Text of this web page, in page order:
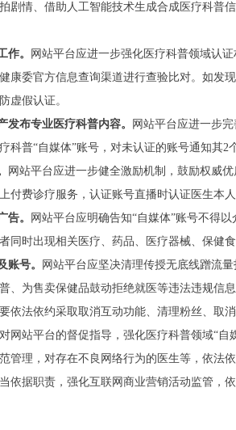
剧情、借助人工智能技术生成合成医疗科普
作。
网站平台应进一步强化医疗科普领域认
康委官方信息查询渠道进行查验比对。如发
虚假认证。
发布专业医疗科普内容。
网站平台应进一步
科普“自媒体”账号，对未认证的账号通知其
网站平台应进一步健全激励机制，鼓励权威
付费诊疗服务，认证账号直播时认证医生本
告。
网站平台应明确告知“自媒体”账号不得
同时出现相关医疗、药品、医疗器械、保健
账号。
网站平台应坚决清理传授无底线蹭流量
、为售卖保健品鼓动拒绝就医等违法违规信
依法依约采取取消互动功能、清理粉丝、取
网站平台的督促指导，强化医疗科普领域“自
管理，对存在不良网络行为的医生等，依
依据职责，强化互联网商业营销活动监管，